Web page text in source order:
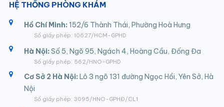
HỆ THỐNG PHÒNG KHÁM
Hồ Chí Minh: 152/6 Thành Thái, Phường Hoà Hưng
Số giấy phép: 10627/HCM-GPHD
Hà Nội: Số 5, Ngõ 95, Ngách 4, Hoàng Cầu, Đống Đa
Số giấy phép: 562/HNO-GPHD
Cơ Sở 2 Hà Nội: Lô 3 ngõ 131 đường Ngọc Hồi, Yên Sở, Hà
Nội
Số giấy phép: 3095/HNO-GPHĐ/CL1